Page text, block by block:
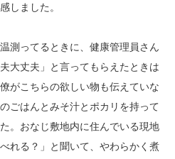
しました。
測ってるときに、健康管理員さん
大丈夫」と言ってもらえたときは
がこちらの欲しい物も伝えていな
ごはんとみそ汁とポカリを持って
。おなじ敷地内に住んでいる現地
れる？」と聞いて、やわらかく煮